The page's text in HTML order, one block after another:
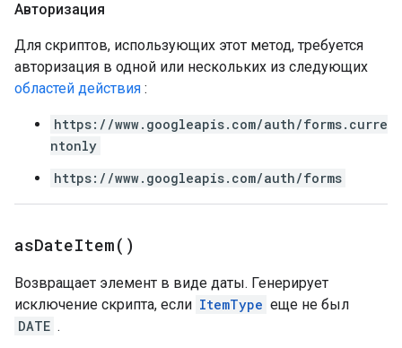
Авторизация
Для скриптов, использующих этот метод, требуется
авторизация в одной или нескольких из следующих
областей действия :
https://www.googleapis.com/auth/forms.curre
ntonly
https://www.googleapis.com/auth/forms
asDateItem( )
Возвращает элемент в виде даты. Генерирует
исключение скрипта, если ItemType еще не был
DATE .